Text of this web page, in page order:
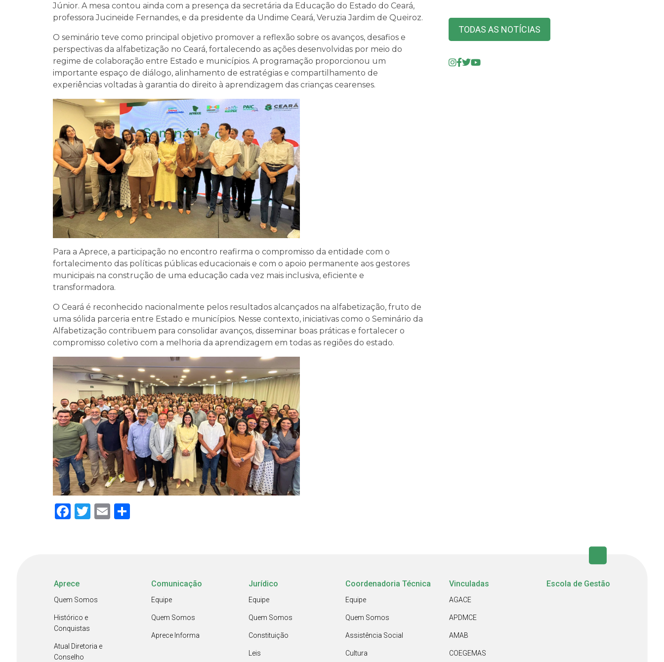
Júnior. A mesa contou ainda com a presença da secretária da Educação do Estado do Ceará,
professora Jucineide Fernandes, e da presidente da Undime Ceará, Veruzia Jardim de Queiroz.
O seminário teve como principal objetivo promover a reflexão sobre os avanços, desafios e
perspectivas da alfabetização no Ceará, fortalecendo as ações desenvolvidas por meio do
regime de colaboração entre Estado e municípios. A programação proporcionou um
importante espaço de diálogo, alinhamento de estratégias e compartilhamento de
experiências voltadas à garantia do direito à aprendizagem das crianças cearenses.
Para a Aprece, a participação no encontro reafirma o compromisso da entidade com o
fortalecimento das políticas públicas educacionais e com o apoio permanente aos gestores
municipais na construção de uma educação cada vez mais inclusiva, eficiente e
transformadora.
O Ceará é reconhecido nacionalmente pelos resultados alcançados na alfabetização, fruto de
uma sólida parceria entre Estado e municípios. Nesse contexto, iniciativas como o Seminário da
Alfabetização contribuem para consolidar avanços, disseminar boas práticas e fortalecer o
compromisso coletivo com a melhoria da aprendizagem em todas as regiões do estado.
Facebook
Twitter
Email
TODAS AS NOTÍCIAS
Aprece
Quem Somos
Histórico e
Conquistas
Atual Diretoria e
Conselho
Comunicação
Equipe
Quem Somos
Aprece Informa
Jurídico
Equipe
Quem Somos
Constituição
Leis
Coordenadoria Técnica
Equipe
Quem Somos
Assistência Social
Cultura
Vinculadas
AGACE
APDMCE
AMAB
COEGEMAS
Escola de Gestão